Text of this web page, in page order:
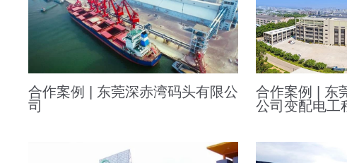
合作案例 | 东莞深赤湾码头有限公
司
合作案例 | 东
公司变配电工